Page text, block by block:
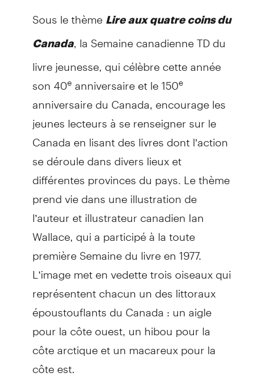
Sous le thème Lire aux quatre coins du
Canada, la Semaine canadienne TD du
livre jeunesse, qui célèbre cette année
son 40eanniversaire et le 150e
anniversaire du Canada, encourage les
jeunes lecteurs à se renseigner sur le
Canada en lisant des livres dont l’action
se déroule dans divers lieux et
différentes provinces du pays Le thème
prend vie dans une illustration de
l’auteur et illustrateur canadien Ian
Wallace, qui a participé à la toute
première Semaine du livre en 1977.
L’image met en vedette trois oiseaux qui
représentent chacun un des littoraux
époustouflants du Canada : un aigle
pour la côte ouest, un hibou pour la
côte arctique et un macareux pour la
côte est.